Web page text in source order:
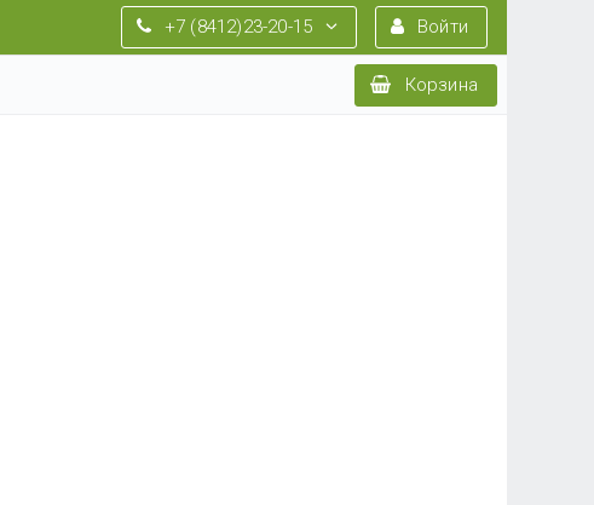
Войти
+7 (8412)23-20-15
Корзина